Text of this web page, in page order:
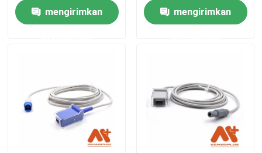
Wisata pabrik
Kontrol kualitas
mengirimkan mengirimkan